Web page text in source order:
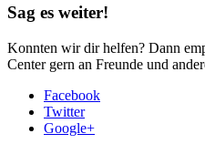
Sag es weiter!
Konnten wir dir helfen? Dann
Center gern an Freunde und
Facebook
Twitter
Google+